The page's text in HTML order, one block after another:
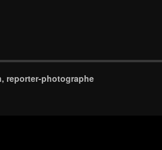
reporter-photographe